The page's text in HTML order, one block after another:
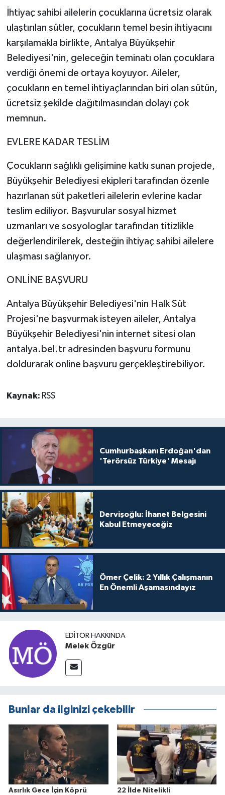
İhtiyaç sahibi ailelerin çocuklarına ücretsiz olarak
ulaştırılan sütler, çocukların temel besin ihtiyacını
karşılamakla birlikte, Antalya Büyükşehir
Belediyesi'nin, geleceğin teminatı olan çocuklara
verdiği önemi de ortaya koyuyor. Aileler,
çocukların en temel ihtiyaçlarından biri olan sütün,
ücretsiz şekilde dağıtılmasından dolayı çok
memnun.
EVLERE KADAR TESLİM
Çocukların sağlıklı gelişimine katkı sunan projede,
Büyükşehir Belediyesi ekipleri tarafından özenle
hazırlanan süt paketleri ailelerin evlerine kadar
teslim ediliyor. Başvurular sosyal hizmet
uzmanları ve sosyologlar tarafından titizlikle
değerlendirilerek, desteğin ihtiyaç sahibi ailelere
ulaşması sağlanıyor.
ONLİNE BAŞVURU
Antalya Büyükşehir Belediyesi'nin Halk Süt
Projesi'ne başvurmak isteyen aileler, Antalya
Büyükşehir Belediyesi'nin internet sitesi olan
antalya.bel.tr adresinden başvuru formunu
doldurarak online başvuru gerçekleştirebiliyor.
Kaynak: RSS
Cumhurbaşkanı Erdoğan'dan
'Terörsüz Türkiye' Mesajı
Dervişoğlu: İhanet Belgesini
Kabul Etmeyeceğiz
Ömer Çelik: 2 Yıllık Çalışmanın
En Önemli Aşamasındayız
EDITÖR HAKKINDA
Melek Özgür
Bunlar da ilginizi çekebilir
Asırlık Gece İçin Köprü
22 İlde Nitelikli